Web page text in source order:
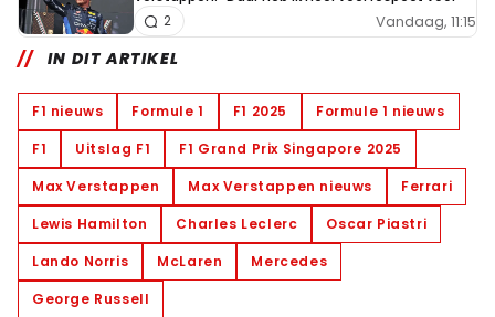
Vandaag, 11:15
2
IN DIT ARTIKEL
F1 nieuws Formule 1 F1 2025
Formule 1 nieuws
F1
Uitslag F1
F1 Grand Prix Singapore 2025
Max Verstappen
Max Verstappen nieuws
Ferrari
Lewis Hamilton
Charles Leclerc
Oscar Piastri
Lando Norris
McLaren
Mercedes
George Russell